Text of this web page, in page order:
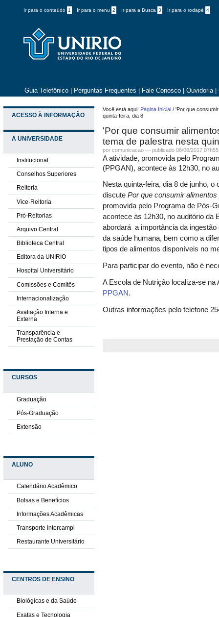
Ir para o conteúdo 1 Ir para o menu 2 Ir para a Busca 3 Ir para o rodapé 4
Guia Telefônico Perguntas Frequentes Fale Conosco Ouvidoria
ACESSO À INFORMAÇÃO
A UNIVERSIDADE
Institucional
Conselhos Superiores
Reitoria
Vice-Reitoria
Pró-Reitorias
Arquivo Central
Biblioteca Central
Editora da UNIRIO
Hospital Universitário
Comissões e Comitês
Internacionalização
Avaliação Interna e
Externa
Transparência e
Prestação de Contas
CURSOS
Graduação
Pós-Graduação
Extensão
ALUNO
Calendário Acadêmico
Bolsas e Benefícios
Informações Acadêmicas
Transporte Intercampi
Restaurante Universitário
CENTROS DE ENSINO
Biológicas e da Saúde
Exatas e Tecnologia
Você está aqui: Página Inicial /'Por que
quinta-feira, dia 8
'Por que consumir
tema de palestra nesta
por comunicacao —publicado 06/06/2017
A atividade, promovida pelo
(PPGAN), acontece às 12h30, no
Nesta quinta-feira, dia 8 de junho,
discutePor que consumir
promovida pelo Programa de Pós-
acontece às 12h30, no auditório da
abordará a importância da
da saúde humana, bem como a
tipos de alimentos disponíveis no
Para participar do evento, não é
A Escola de Nutrição localiza-se
PPGAN.
Outras informações pelo telefone